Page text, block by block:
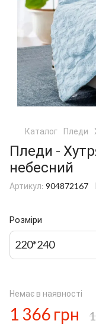
Каталог Пледи
Пледи -
небесний
Артикул: 904872167
Розміри
220*240
Немає в наявності
1 366 грн